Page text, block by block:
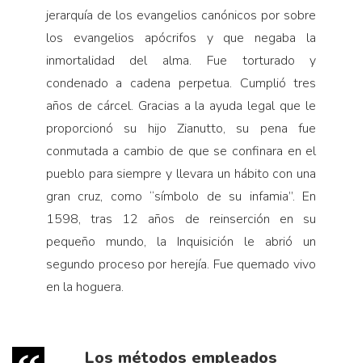
jerarquía de los evangelios canónicos por sobre
los evangelios apócrifos y que negaba la
inmortalidad del alma. Fue torturado y
condenado a cadena perpetua. Cumplió tres
años de cárcel. Gracias a la ayuda legal que le
proporcionó su hijo Zianutto, su pena fue
conmutada a cambio de que se confinara en el
pueblo para siempre y llevara un hábito con una
gran cruz, como “símbolo de su infamia”. En
1598, tras 12 años de reinserción en su
pequeño mundo, la Inquisición le abrió un
segundo proceso por herejía. Fue quemado vivo
en la hoguera.
Los métodos empleados